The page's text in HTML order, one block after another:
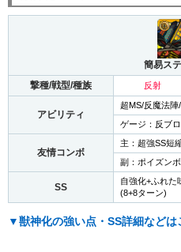
簡易ス
撃種/戦型/種族
反射
アビリティ
超MS/反魔法
ゲージ：反ブ
友情コンボ
主：超強SS短
副：ポイズン
SS
自強化+ふれた
(8+8ターン)
▼獣神化の強い点・SS詳細などは